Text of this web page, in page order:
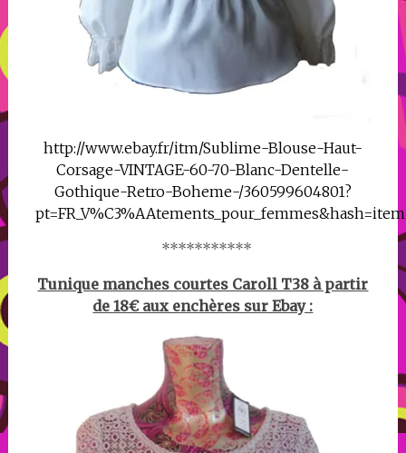
http://www.ebay.fr/itm/Sublime-Blouse-Haut-
Corsage-VINTAGE-60-70-Blanc-Dentelle-
Gothique-Retro-Boheme-/360599604801?
***********
Tunique manches courtes Caroll T38 à partir
de 18€ aux enchères sur Ebay :